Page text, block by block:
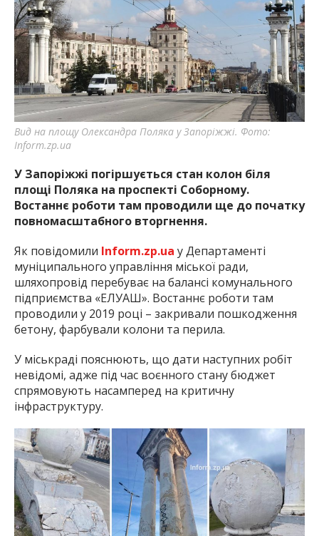
найважливішу інформацію про події
міста Запоріжжя та області.
Вид на площу Олександра Поляка у Запоріжжі. Фото:
Inform.zp.ua
У Запоріжжі погіршується стан колон біля
площі Поляка на проспекті Соборному.
Востаннє роботи там проводили ще до початку
повномасштабного вторгнення.
Як повідомили Inform.zp.ua у Департаменті
муніципального управління міської ради,
шляхопровід перебуває на балансі комунального
підприємства «ЕЛУАШ». Востаннє роботи там
проводили у 2019 році – закривали пошкодження
бетону, фарбували колони та перила.
У міськраді пояснюють, що дати наступних робіт
невідомі, адже під час воєнного стану бюджет
спрямовують насамперед на критичну
інфраструктуру.